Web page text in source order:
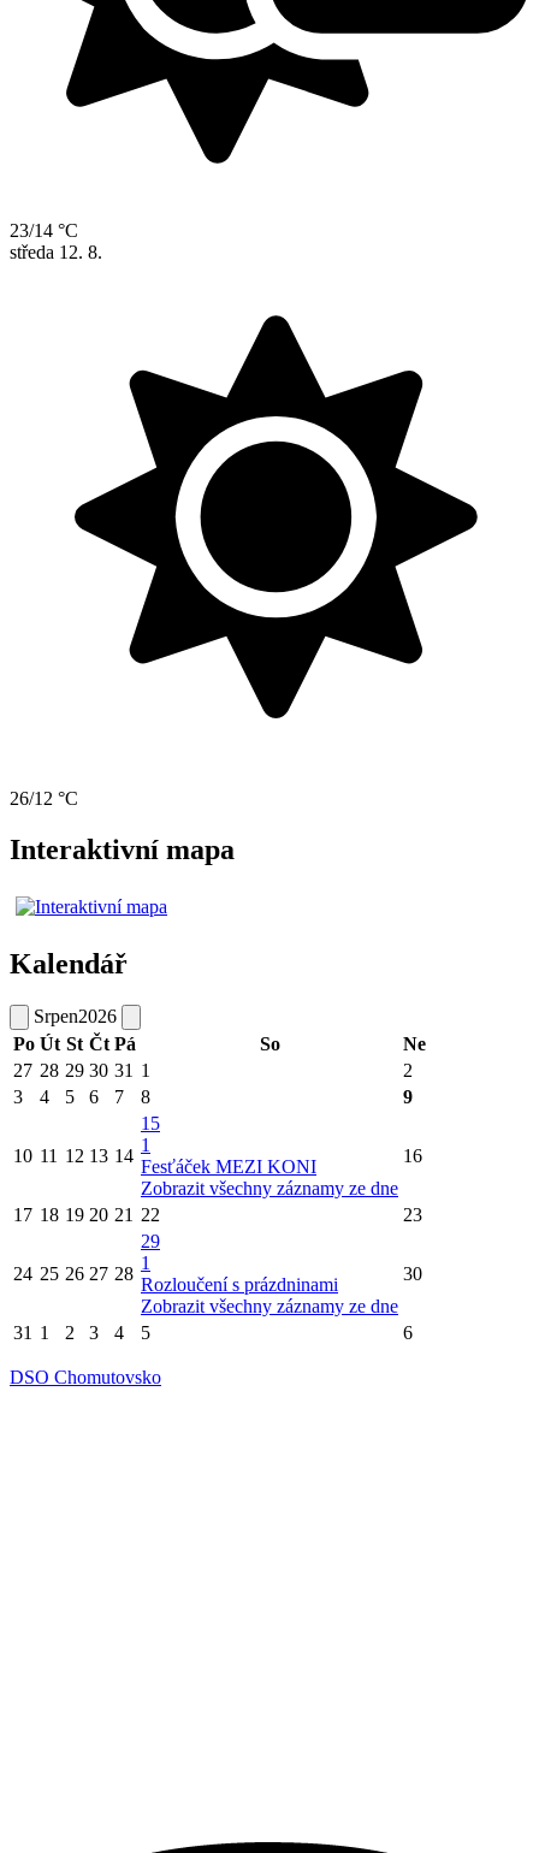
23/14 °C
středa 12. 8.
26/12 °C
Interaktivní mapa
Kalendář
Srpen2026
Po Út St Čt Pá So
Ne
27 28 29 30 31 1
2
3
4 5 6 7 8 9
10 11 12 13 14
15
1
Fesťáček MEZI KONI
Zobrazit všechny záznamy ze dne
16
17 18 19 20 21 22 23
24 25 26 27 28
29
1
Rozloučení s prázdninami
Zobrazit všechny záznamy ze dne
30
31 1 2 3 4 5 6
DSO Chomutovsko